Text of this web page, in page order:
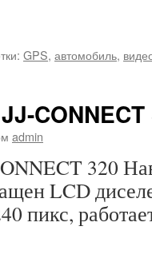
GPS, автомобиль,
admin
320
LCD
пикс,